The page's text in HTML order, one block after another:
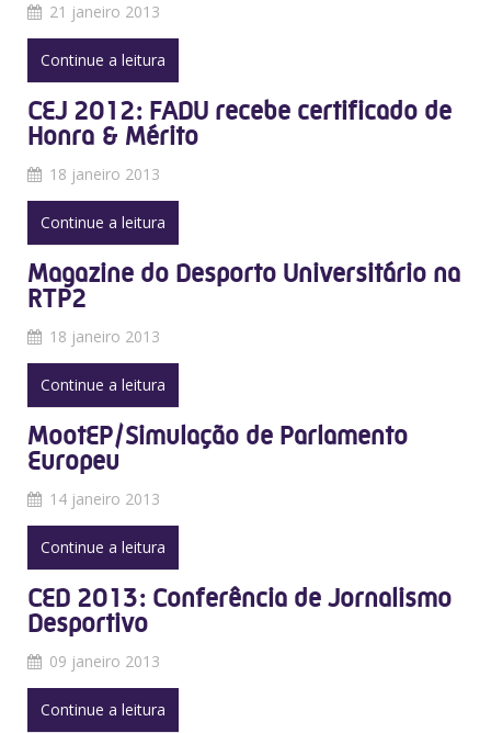
21 janeiro 2013
Continue a leitura
CEJ 2012: FADU recebe certificado de
Honra & Mérito
18 janeiro 2013
Continue a leitura
Magazine do Desporto Universitário na
RTP2
18 janeiro 2013
Continue a leitura
MootEP/Simulação de Parlamento
Europeu
14 janeiro 2013
Continue a leitura
CED 2013: Conferência de Jornalismo
Desportivo
09 janeiro 2013
Continue a leitura